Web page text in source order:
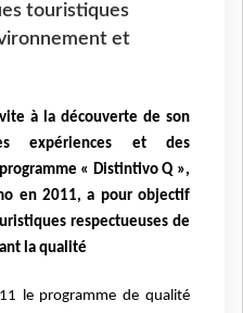
touristiques
et
à la découverte de son
expériences et des
« Distintivo Q »,
en 2011, a pour objectif
respectueuses de
la qualité
le programme de qualité